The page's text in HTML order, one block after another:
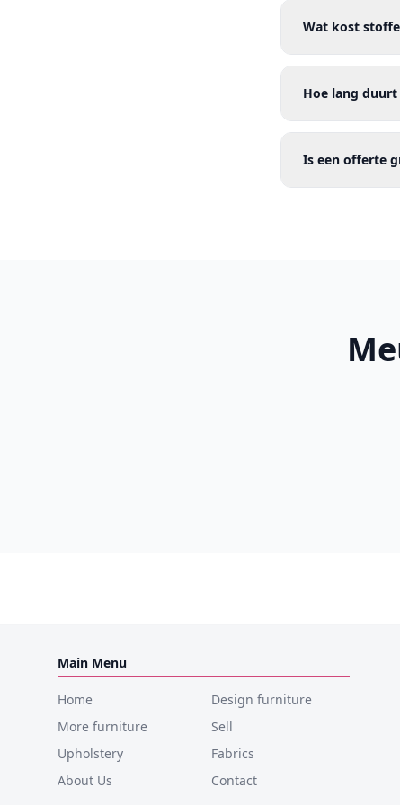
Wat kost
Hoe lang duurt
Is een offerte
Main Menu
Home
Design furniture
More furniture
Sell
Upholstery
Fabrics
About Us
Contact